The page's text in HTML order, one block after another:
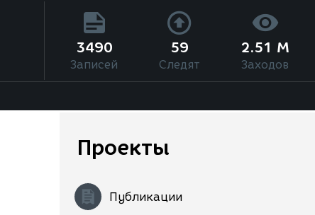
3490
Записей
59
Следят
2.51 M
Заходов
Проекты
Публикации